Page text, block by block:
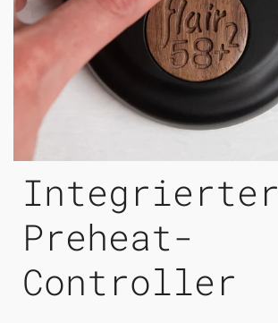
Integrierter
Preheat-
Controller